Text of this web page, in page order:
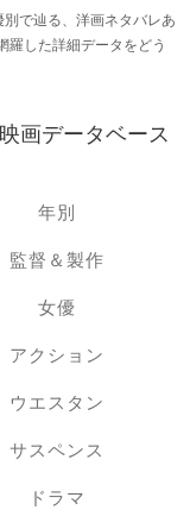
で辿る、洋画ネタバレあ
羅した詳細データをどう
画データベース
年別
監督＆製作
女優
アクション
ウエスタン
サスペンス
ドラマ